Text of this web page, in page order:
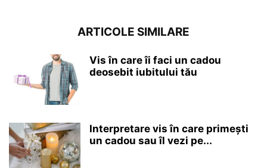
ARTICOLE SIMILARE
Vis în care îi faci un cadou
deosebit iubitului tău
Interpretare vis în care primești
un cadou sau îl vezi pe...